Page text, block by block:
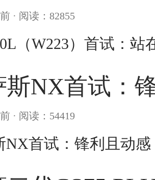
· 阅读：82855
斯NX首试：
· 阅读：54419